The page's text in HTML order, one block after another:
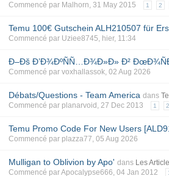
Commencé par Malhorn, 31 May 2015 1 2
Temu 100€ Gutschein ALH210507 für
Commencé par Uziee8745, hier, 11:34
Ð–Ðš Ð’Ð¾ÐºÑÑ…Ð¾Ð»Ð» Ð²
Commencé parvoxhallassok, 02 Aug 2026
Débats/Questions - Team America dans
Commencé par planarvoid , 27 Dec 2013 1 2
Temu Promo Code For New Users
Commencé par plazza77, 05 Aug 2026
Mulligan to Oblivion by Apo' dans Les
Commencé parApocalypse666, 04 Jan 2012